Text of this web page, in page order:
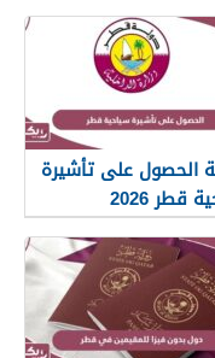
الحصول على تأشيرة
قطر 2026